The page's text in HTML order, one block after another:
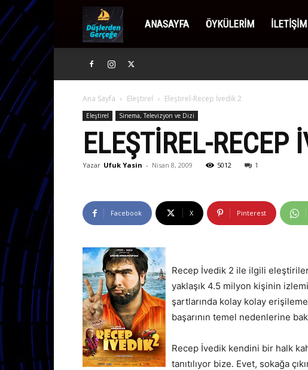
Düşlerden
ANASAYFA ÖYKÜLERIM İLETIŞIM
Ana Sayfa Eleştirel Eleştirel-Recep İvedik 2
Eleştirel Sinema, Televizyon ve Dizi
ELEŞTIREL-RECEP
Yazar Ufuk Yasin - Nisan 8, 2009 5012 1
Facebook X Pinterest
Recep İvedik 2 ile ilgili
yaklaşık 4.5 milyon kişinin
şartlarında kolay kolay
başarının temel nedenlerine
Recep İvedik kendini bir halk
tanıtılıyor bize. Evet, sokağa